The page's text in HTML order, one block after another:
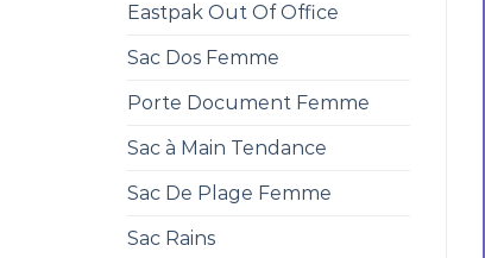
Eastpak Out Of Office
Sac Dos Femme
Porte Document Femme
Sac à Main Tendance
Sac De Plage Femme
Sac Rains